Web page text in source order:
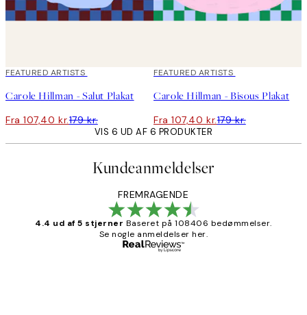
40%*
FEATURED ARTISTS
Carole Hillman - Salut Plakat
Fra 107,40 kr.179 kr.
40%*
FEATURED ARTISTS
Carole Hillman - Bisous Plakat
Fra 107,40 kr.179 kr.
VIS 6 UD AF 6 PRODUKTER
Kundeanmeldelser
FREMRAGENDE
4.4 ud af 5 stjerner Baseret på 108406 bedømmelser.
Se nogle anmeldelser her.